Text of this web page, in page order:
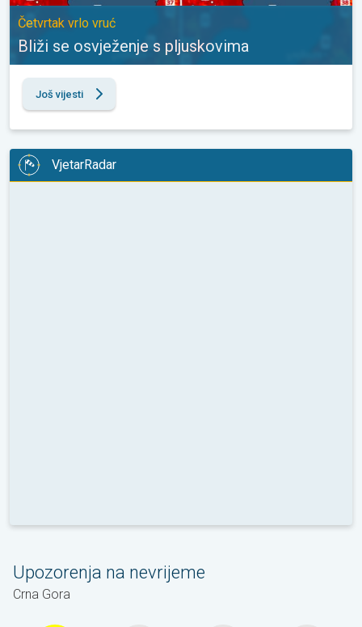
Četvrtak vrlo vruć
Bliži se osvježenje s pljuskovima
Još vijesti
VjetarRadar
Upozorenja na nevrijeme
Crna Gora